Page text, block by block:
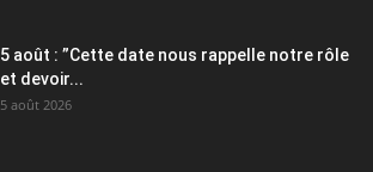
5 août : ”Cette date nous rappelle notre rôle
et devoir...
5 août 2026